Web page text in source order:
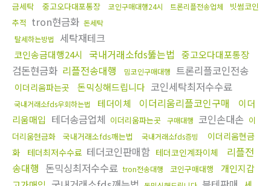
금세탁
중고오다대포통장 코인구매대행24시 트론리플전송업체
빗썸코인
추적 tron현금화 돈세탁
탈세하는방법
세탁재테크
코인송금대행24시 국내거래소fds뚫는법 중고오다대포통장
검돈현금화 리플전송대행 밈코인구매대행 트론리플코인전송
이더리움파는곳 돈믹싱해드립니다 코인세탁최저수수료
국내거래소fds우회하는법 테더이체 이더리움리플코인구매
이더
리움매입 테더송금업체 이더리움파는곳 구매대행 코인손대손 이
더리움현금화
국내거래소fds깨는법 국내거래소fds증빙
이더리움현금
화
테더최저수수료 테더코인판매함 테더코인계좌이체
리플전
송대행 돈믹싱최저수수료 tron전송대행 코인구매대행
개인지갑